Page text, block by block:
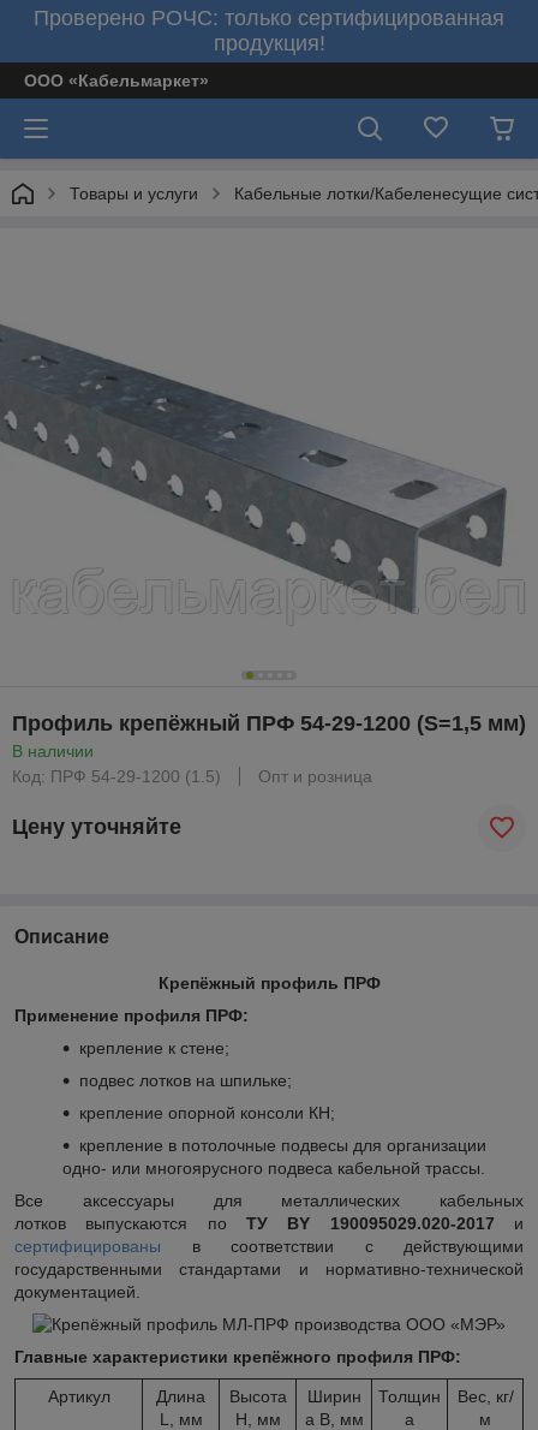
Проверено РОЧС: только сертифицированная
продукция!
ООО «Кабельмаркет»
Товары и услуги Кабельные лотки/Кабеленесущие
Профиль крепёжный ПРФ 54-29-1200 (S=1,5 мм)
В наличии
Код: ПРФ 54-29-1200 (1.5)
Опт и розница
Цену уточняйте
Описание
Крепёжный профиль ПРФ
Применение профиля ПРФ:
крепление к стене;
подвес лотков на шпильке;
крепление опорной консоли КН;
крепление в потолочные подвесы для организации
одно- или многоярусного подвеса кабельной трассы.
Все аксессуары для металлических кабельных
лотков выпускаются по ТУ BY 190095029.020-2017 и
сертифицированы в соответствии с действующими
государственными стандартами и нормативно-технической
документацией.
Главные характеристики крепёжного профиля ПРФ:
Артикул
Длина
L, мм
Высота
H, мм
Ширин
а B, мм
Толщин
а
Вес, кг/
м